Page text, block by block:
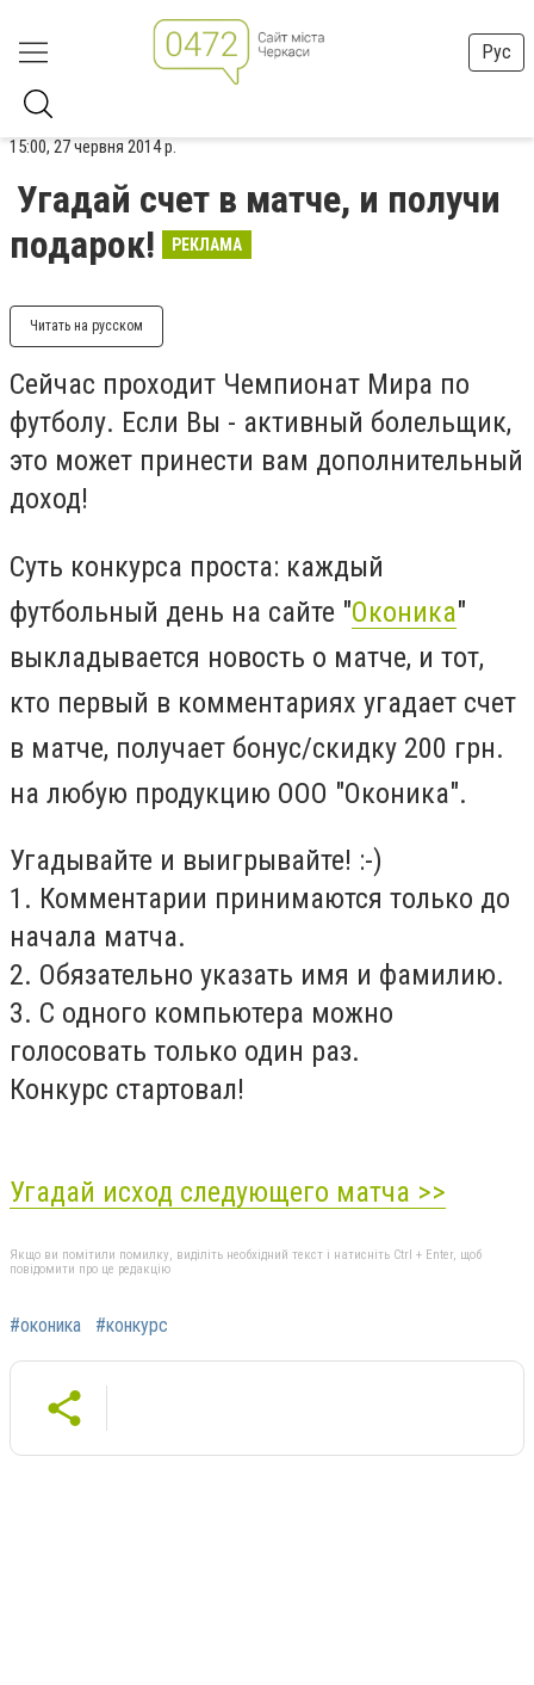
Рус
15:00, 27 червня 2014 р.
Угадай счет в матче, и получи
подарок!
РЕКЛАМА
Читать на русском
Сейчас проходит Чемпионат Мира по
футболу. Если Вы - активный болельщик,
это может принести вам дополнительный
доход!
Суть конкурса проста: каждый
футбольный день на сайте "Оконика"
выкладывается новость о матче, и тот,
кто первый в комментариях угадает счет
в матче, получает бонус/скидку 200 грн.
на любую продукцию ООО "Оконика".
Угадывайте и выигрывайте! :-)
1. Комментарии принимаются только до
начала матча.
2. Обязательно указать имя и фамилию.
3. С одного компьютера можно
голосовать только один раз.
Конкурс стартовал!
Угадай исход следующего матча >>
Якщо ви помітили помилку, виділіть необхідний текст і натисніть Ctrl + Enter, щоб
повідомити про це редакцію
#оконика #конкурс